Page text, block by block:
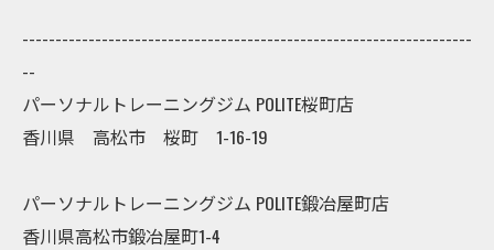
--------------------------------------------------------------------
--
パーソナルトレーニングジム POLITE桜町店
香川県 高松市 桜町 1-16-19
パーソナルトレーニングジム POLITE鍛冶屋町店
香川県高松市鍛冶屋町1-4